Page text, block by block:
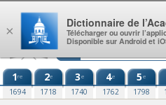
Aller au contenu
1re
1694
2e
1718
3e
1740
4e
1762
5e
1798
×
Dictionnaire de
Télécharger ou ouvrir
Disponible sur Android et